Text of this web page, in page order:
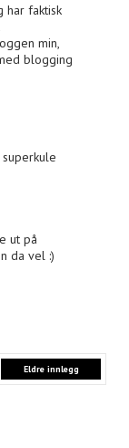
har faktisk
min,
blogging
ut på
da vel :)
Eldre innlegg